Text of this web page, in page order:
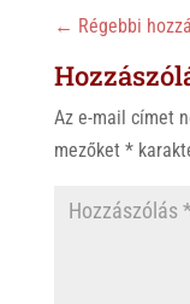
← Régebbi
Az e-mail címet
mezőket *